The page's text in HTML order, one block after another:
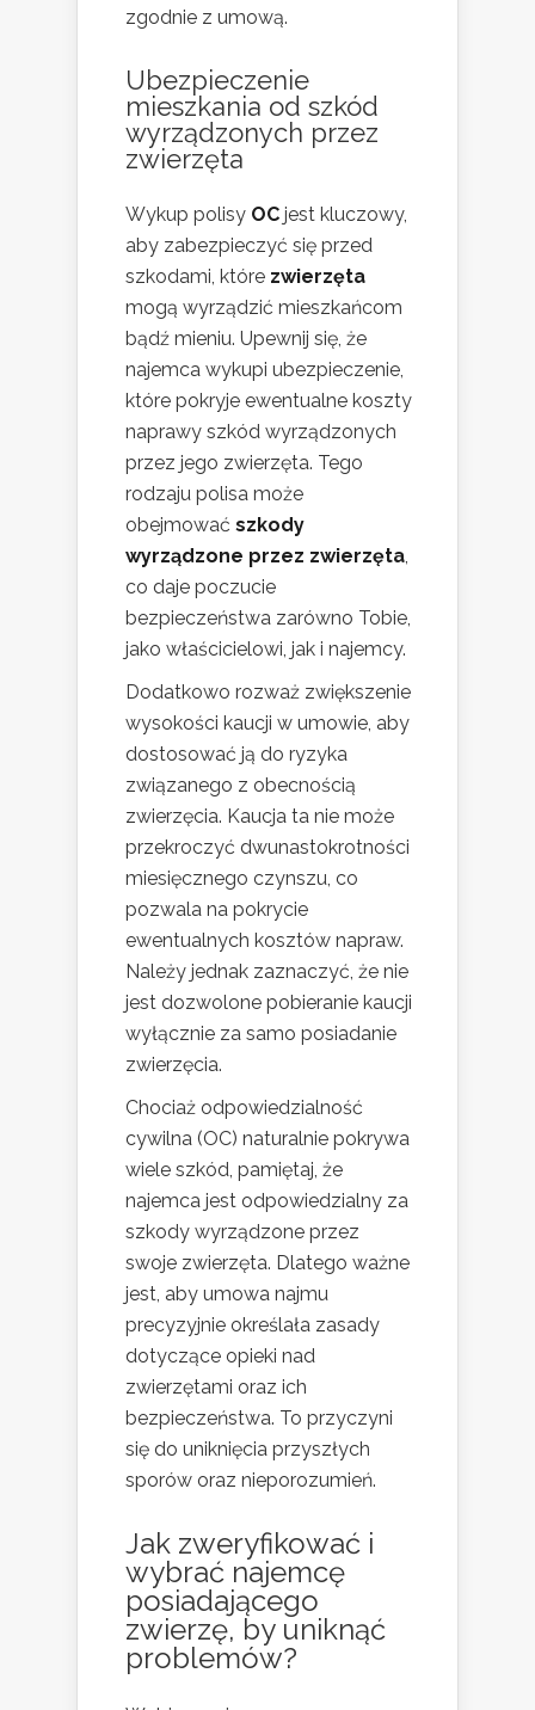
zgodnie z umową.
Ubezpieczenie
mieszkania od szkód
wyrządzonych przez
zwierzęta
Wykup polisy OC jest kluczowy,
aby zabezpieczyć się przed
szkodami, które zwierzęta
mogą wyrządzić mieszkańcom
bądź mieniu. Upewnij się, że
najemca wykupi ubezpieczenie,
które pokryje ewentualne koszty
naprawy szkód wyrządzonych
przez jego zwierzęta. Tego
rodzaju polisa może
obejmować szkody
wyrządzone przez zwierzęta,
co daje poczucie
bezpieczeństwa zarówno Tobie,
jako właścicielowi, jak i najemcy.
Dodatkowo rozważ zwiększenie
wysokości kaucji w umowie, aby
dostosować ją do ryzyka
związanego z obecnością
zwierzęcia. Kaucja ta nie może
przekroczyć dwunastokrotności
miesięcznego czynszu, co
pozwala na pokrycie
ewentualnych kosztów napraw.
Należy jednak zaznaczyć, że nie
jest dozwolone pobieranie kaucji
wyłącznie za samo posiadanie
zwierzęcia.
Chociaż odpowiedzialność
cywilna (OC) naturalnie pokrywa
wiele szkód, pamiętaj, że
najemca jest odpowiedzialny za
szkody wyrządzone przez
swoje zwierzęta. Dlatego ważne
jest, aby umowa najmu
precyzyjnie określała zasady
dotyczące opieki nad
zwierzętami oraz ich
bezpieczeństwa. To przyczyni
się do uniknięcia przyszłych
sporów oraz nieporozumień.
Jak zweryfikować i
wybrać najemcę
posiadającego
zwierzę, by uniknąć
problemów?